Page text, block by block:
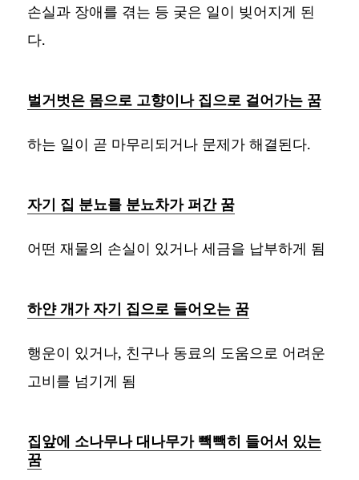
손실과 장애를 겪는 등 궂은 일이 빚어지게 된
다.
벌거벗은 몸으로 고향이나 집으로 걸어가는 꿈
하는 일이 곧 마무리되거나 문제가 해결된다.
자기 집 분뇨를 분뇨차가 퍼간 꿈
어떤 재물의 손실이 있거나 세금을 납부하게 됨
하얀 개가 자기 집으로 들어오는 꿈
행운이 있거나, 친구나 동료의 도움으로 어려운
고비를 넘기게 됨
집앞에 소나무나 대나무가 빽빽히 들어서 있는
꿈